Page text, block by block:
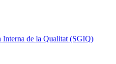
Interna de la Qualitat (SGIQ)